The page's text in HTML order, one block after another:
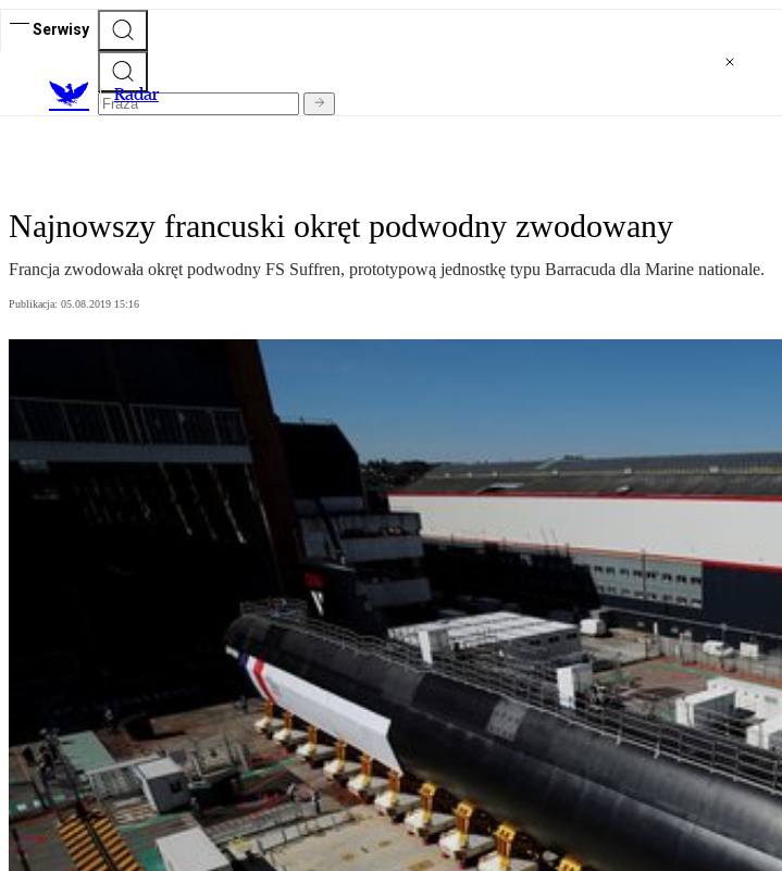
Serwisy
Radar
Najnowszy francuski okręt podwodny zwodowany
Francja zwodowała okręt podwodny FS Suffren, prototypową jednostkę typu Barracuda dla Marine nationale.
Publikacja: 05.08.2019 15:16